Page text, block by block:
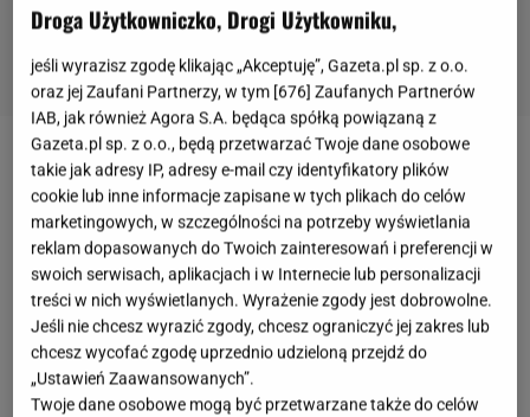
Gdy pojawiają się świeże truskawki, a dni zaczynają
być słoneczne i ciepłe, na myśl przychodzi to
kultowe danie z dzieciństwa, którym zajadał się
każdy szkrab. Z tym sosem podawano nie tylko
makaron, ale również pyzy, leniwekluskiczy kluski
na parze. Spraw swojemu dziecku frajdę i przygotuj
to proste danie w dosłownie kilka minut.
Droga Użytkowniczko, Drogi Użytkowniku,
jeśli wyrazisz zgodę klikając „Akceptuję”, Gazeta.pl sp. z o.o.
oraz jej Zaufani Partnerzy, w tym [676] Zaufanych Partnerów
IAB, jak również Agora S.A. będąca spółką powiązaną z
Gazeta.pl sp. z o.o., będą przetwarzać Twoje dane osobowe
takie jak adresy IP, adresy e-mail czy identyfikatory plików
cookie lub inne informacje zapisane w tych plikach do celów
marketingowych, w szczególności na potrzeby wyświetlania
reklam dopasowanych do Twoich zainteresowań i preferencji w
swoich serwisach, aplikacjach i w Internecie lub personalizacji
treści w nich wyświetlanych. Wyrażenie zgody jest dobrowolne.
Jeśli nie chcesz wyrazić zgody, chcesz ograniczyć jej zakres lub
chcesz wycofać zgodę uprzednio udzieloną przejdź do
„Ustawień Zaawansowanych”.
Twoje dane osobowe mogą być przetwarzane także do celów